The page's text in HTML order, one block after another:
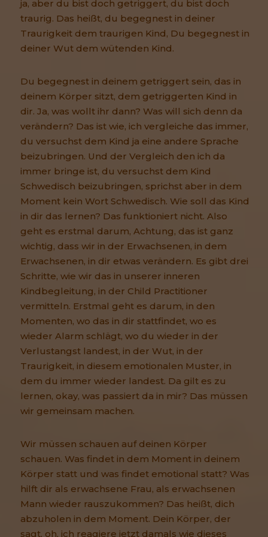
ja, aber du bist doch getriggert, du bist doch
traurig. Das heißt, du begegnest in deiner
Traurigkeit dem traurigen Kind, Du begegnest in
deiner Wut dem wütenden Kind.
Du begegnest in deinem getriggert sein, das in
deinem Körper sitzt, dem getriggerten Kind in
dir. Ja, was wollt ihr dann? Was will sich denn da
verändern? Das ist wie, ich vergleiche das immer,
du versuchst dem Kind ja eine andere Sprache
beizubringen. Und der Vergleich den ich da
immer bringe ist, du versuchst dem Kind
Schwedisch beizubringen, sprichst aber in dem
Moment kein Wort Schwedisch. Wie soll das Kind
in dir das lernen? Das funktioniert nicht. Also
geht es erstmal darum, Achtung, das ist ganz
wichtig, dass wir in der Erwachsenen, in dem
Erwachsenen, in dir etwas verändern. Es gibt drei
Schritte, wie wir das in unserer inneren
Kindbegleitung, in der Child Practitioner
vermitteln. Erstmal geht es darum, in den
Momenten, wo das in dir stattfindet, wo es
wieder Alarm schlägt, wo du wieder in der
Verlustangst landest, in der Wut, in der
Traurigkeit, in diesem emotionalen Muster, in
dem du immer wieder landest. Da gilt es zu
lernen, okay, was passiert da in mir? Das müssen
wir gemeinsam machen.
Wir müssen schauen auf deinen Körper
schauen. Was findet in dem Moment in deinem
Körper statt und was findet emotional statt? Was
hilft dir als erwachsene Frau, als erwachsenen
Mann wieder rauszukommen? Das heißt, dich
abzuholen in dem Moment. Dein Körper, der
sagt, oh, ich reagiere jetzt damals wie dieses